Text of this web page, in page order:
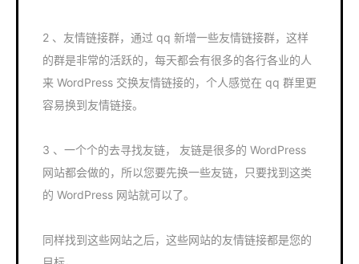
2 、友情链接群，通过 qq 新增一些友情链接群，这样
的群是非常的活跃的，每天都会有很多的各行各业的人
来 WordPress 交换友情链接的，个人感觉在 qq 群里更
容易换到友情链接。
3 、一个个的去寻找友链， 友链是很多的 WordPress
网站都会做的，所以您要先换一些友链，只要找到这类
的 WordPress 网站就可以了。
同样找到这些网站之后，这些网站的友情链接都是您的